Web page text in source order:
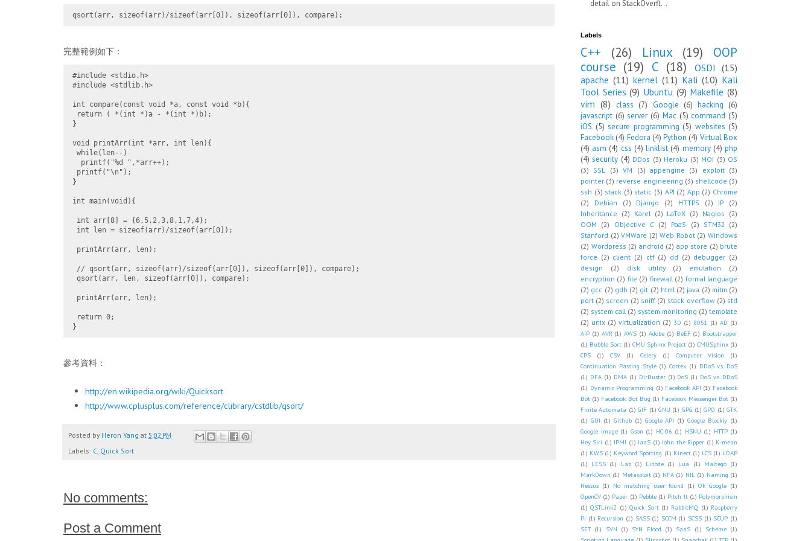
完整範例如下：
#include <stdio.h>
#include <stdlib.h>
int compare(const void *a, const void *b){
return ( *(int *)a - *(int *)b);
}
void printArr(int *arr, int len){
while(len--)
  printf("%d ",*arr++);
printf("\n");
}
int main(void){
int arr[8] = {6,5,2,3,8,1,7,4};
int len = sizeof(arr)/sizeof(arr[0]);
printArr(arr, len);
// qsort(arr, sizeof(arr)/sizeof(arr[0]), sizeof(arr[0]), compare);
qsort(arr, len, sizeof(arr[0]), compare);
printArr(arr, len);
return 0;
參考資料：
http://en.wikipedia.org/wiki/Quicksort
http://www.cplusplus.com/reference/clibrary/cstdlib/qsort/
Posted by Heron Yang at 5:02 PM
Labels: C Quick Sort
No comments:
Post a Comment
detail on StackOverfl...
Labels
C++ (26) Linux (19)
OOP
course (19) C (18) OSDI
(15)
apache (11) kernel (11) Kali (10) Kali
Tool Series (9) Ubuntu (9) Makefile (8)
vim (8) class (7) Google (6) hacking (6)
javascript (6) server (6) Mac (5) command (5)
iOS (5) secure programming (5) websites (5)
Facebook (4) Fedora (4) Python (4) Virtual Box
(4) asm (4) css (4) linklist (4) memory (4) php
(4) security (4) DDos (3) Heroku (3) MOI (3) OS
(3) SSL (3) VM (3) appengine (3) exploit (3)
pointer (3) reverse engineering (3) shellcode (3)
ssh (3) stack (3) static (3) API (2) App (2) Chrome
(2)
Debian (2) Django (2) HTTPS (2) IP
(2)
Inheritance (2) Karel (2) LaTeX (2) Nagios (2)
OOM (2) Objective C (2) PaaS (2) STM32 (2)
Stanford (2) VMWare (2) Web Robot (2) Windows
(2) Wordpress (2) android (2) app store (2) brute
force (2) client (2) ctf (2) dd (2) debugger (2)
design
(2) disk utility (2) emulation
(2)
encryption (2) file (2) firewall (2) formal language
(2) gcc (2) gdb (2) git (2) html (2) java (2) mitm (2)
port (2) screen (2) sniff (2) stack overflow (2) std
(2) system call (2) system monitoring (2) template
(2) unix (2) virtualization (2) 3D (1) 8051 (1) AD (1)
AIP (1) AVR (1) AWS (1) Adobe (1) BeEF (1) Bootstrapper
(1) Bubble Sort (1) CMU Sphinx Project (1) CMUSphinx (1)
CPS
(1) CSV (1) Celery (1) Computer Vision
(1)
Continuation Passing Style (1) Cortex (1) DDoS v.s. DoS
(1) DFA (1) DMA (1) DirBuster (1) DoS (1) DoS v.s. DDoS
(1) Dynamic Programming (1) Facebook API (1) Facebook
Bot (1) Facebook Bot Bug (1) Facebook Messenger Bot (1)
Finite Automata (1) GIF (1) GNU (1) GPG (1) GPO (1) GTK
(1) GUI (1) Github (1) Google API (1) Google Blockly (1)
Google Image (1) Gson (1) HC-06 (1) HSNU (1) HTTP (1)
Hey Siri (1) IPMI (1) IaaS (1) John the Ripper (1) K-mean
(1) KWS (1) Keyword Spotting (1) Kinect (1) LCS (1) LDAP
(1) LESS (1) Lab (1) Linode (1) Lua (1) Maltego (1)
MarkDown (1) Metasploit (1) NFA (1) NIL (1) Naming (1)
Nessus (1) No matching user found (1) Ok Google (1)
OpenCV (1) Paper (1) Pebble (1) Pitch It (1) Polymorphism
(1) QSTLink2 (1) Quick Sort (1) RabbitMQ (1) Raspberry
Pi (1) Recursion (1) SASS (1) SCCM (1) SCSS (1) SCUP (1)
SET (1) SVN (1) SYN Flood (1) SaaS (1) Scheme (1)